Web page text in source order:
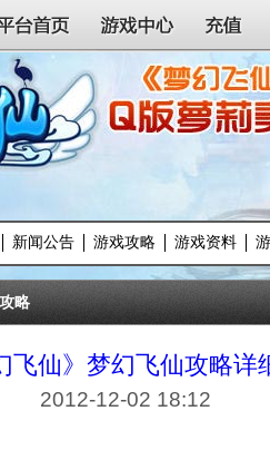
平台首页 游戏中心 充值
新闻公告 游戏攻略 游戏资料
略
飞仙》梦幻飞仙攻略详
2012-12-02 18:12